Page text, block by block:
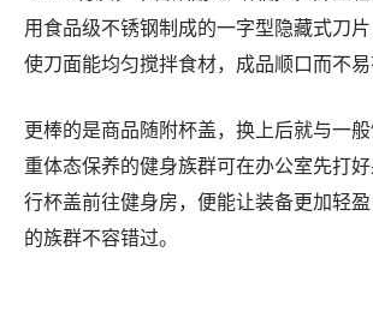
用食品级不锈钢制成的一字型隐藏式刀
使刀面能均匀搅拌食材，成品顺口而不易
更棒的是商品随附杯盖，换上后就与一
重体态保养的健身族群可在办公室先打
行杯盖前往健身房，便能让装备更加轻
的族群不容错过。